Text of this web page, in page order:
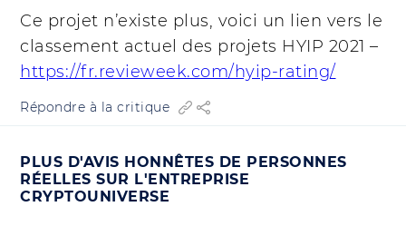
Ce projet n’existe plus, voici un lien vers le
classement actuel des projets HYIP 2021 –
https://fr.revieweek.com/hyip-rating/
Répondre à la critique
PLUS D'AVIS HONNÊTES DE PERSONNES
RÉELLES SUR L'ENTREPRISE
CRYPTOUNIVERSE